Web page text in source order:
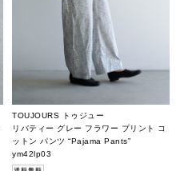
TOUJOURS トゥジュー
リバティー グレー フラワー プリント コ
ットン パンツ “Pajama Pants”
ym42lp03